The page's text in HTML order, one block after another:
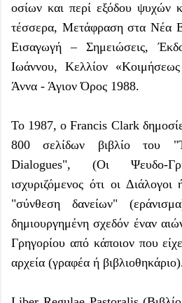
οσίων και περί εξόδου ψυχών
τέσσερα, Μετάφραση στα Νέα
Εισαγωγή – Σημειώσεις,
Ιωάννου, Κελλίον
Άννα - Άγιον Όρος 1988.
Το 1987, ο Francis Clark
800 σελίδων βιβλίο του
Dialogues", (Οι Ψευδο-
ισχυριζόμενος ότι οι
"σύνθεση δανείων"
δημιουργημένη σχεδόν έναν
Γρηγορίου από κάποιον που
αρχεία (γραφέα ή